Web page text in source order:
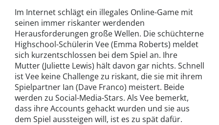
Im Internet schlägt ein illegales Online-Game mit
seinen immer riskanter werdenden
Herausforderungen große Wellen. Die schüchterne
Highschool-Schülerin Vee (Emma Roberts) meldet
sich kurzentschlossen bei dem Spiel an. Ihre
Mutter (Juliette Lewis) hält davon gar nichts. Schnell
ist Vee keine Challenge zu riskant, die sie mit ihrem
Spielpartner Ian (Dave Franco) meistert. Beide
werden zu Social-Media-Stars. Als Vee bemerkt,
dass ihre Accounts gehackt wurden und sie aus
dem Spiel aussteigen will, ist es zu spät dafür.